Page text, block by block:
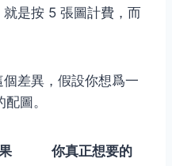
就是按 5 張圖計費，而
差異，假設你想爲一
圖。
你真正想要的